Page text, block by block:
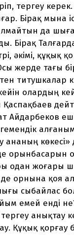
тергеу
Бірақ мына
да
Бірақ
әкімі, құқық
Осы жерде тағы
титушкалар
олардың
Айдарбеков
көкесі»
орынбасарын
одан жоғары
де орнына қоя
сыбайлас
емей енді
анықтау
Құқық